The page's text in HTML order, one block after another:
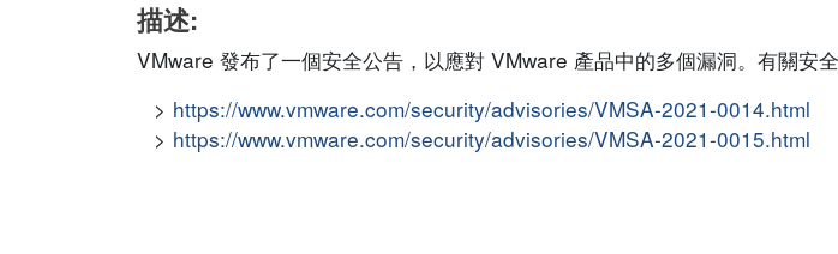
描述:
VMware 發布了一個安全公告，以應對 VMware 產品中的多個漏洞。有關安
https://www.vmware.com/security/advisories/VMSA-2021-0014.html
https://www.vmware.com/security/advisories/VMSA-2021-0015.html